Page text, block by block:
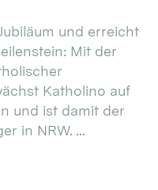
und erreicht
Mit der
Katholino auf
und ist damit der
in NRW. ...